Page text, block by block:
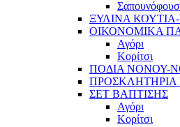
ΞΥΛΙΝΑ
ΟΙΚΟΝΟΜΙΚΑ
Αγόρι
Κορίτσι
ΠΟΔΙΑ ΝΟΝΟΥ-
ΠΡΟΣΚΛΗΤΗΡΙΑ
ΣΕΤ ΒΑΠΤΙΣΗΣ
Αγόρι
Κορίτσι